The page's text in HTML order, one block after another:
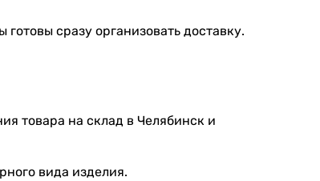
сразу организовать доставку.
товара на склад в Челябинск и
вида изделия.